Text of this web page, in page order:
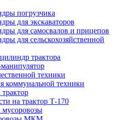
погрузчика
для экскаваторов
для самосвалов и прицепов
для сельскохозяйственной
трактора
техники
коммунальной техники
трактор
на трактор Т-170
мусоровозы